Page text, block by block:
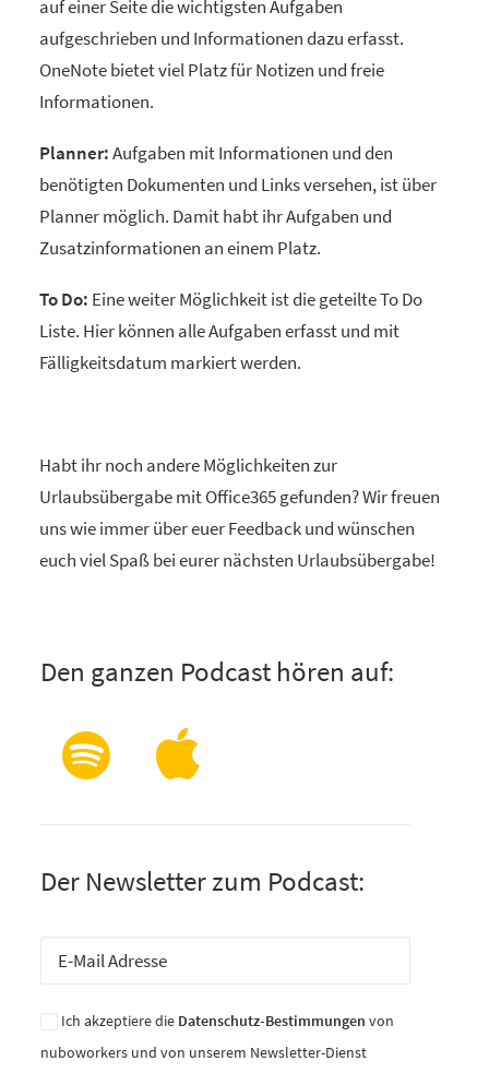
auf einer Seite die wichtigsten Aufgaben
aufgeschrieben und Informationen dazu erfasst.
OneNote bietet viel Platz für Notizen und freie
Informationen.
Planner:Aufgaben mit Informationen und den
benötigten Dokumenten und Links versehen, ist über
Planner möglich. Damit habt ihr Aufgaben und
Zusatzinformationen an einem Platz.
To Do: Eine weiter Möglichkeit ist die geteilte To Do
Liste. Hier können alle Aufgaben erfasst und mit
Fälligkeitsdatum markiert werden.
Habt ihr noch andere Möglichkeiten zur
Urlaubsübergabe mit Office365 gefunden? Wir freuen
uns wie immer über euer Feedback und wünschen
euch viel Spaß bei eurer nächsten Urlaubsübergabe!
Den ganzen Podcast hören auf:
Der Newsletter zum Podcast:
Ich akzeptiere die Datenschutz-Bestimmungen von
nuboworkers und von unserem Newsletter-Dienst